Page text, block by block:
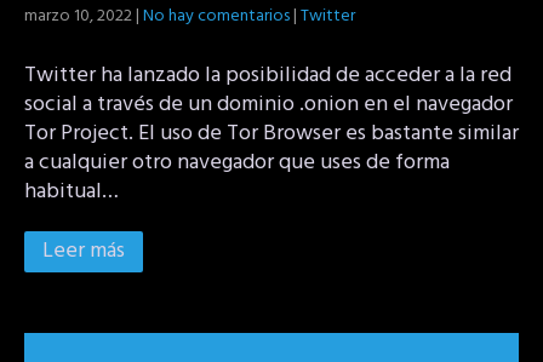
marzo 10, 2022|No hay comentarios|Twitter
Twitter ha lanzado la posibilidad de acceder a la red
social a través de un dominio .onion en el navegador
Tor Project. El uso de Tor Browser es bastante similar
a cualquier otro navegador que uses de forma
habitual…
Leer más